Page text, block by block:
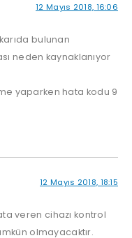
12 Mayıs 2018, 16:06
bulunan
neden kaynaklanıyor
yaparken hata kodu 9
12 Mayıs 2018, 18:15
veren cihazı kontrol
olmayacaktır.